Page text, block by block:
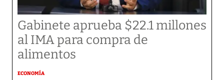
Gabinete aprueba $22.1 millones
al IMA para compra de
alimentos
ECONOMÍA